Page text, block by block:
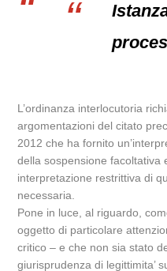
L’ordinanza interlocutoria
argomentazioni del citato
2012 che ha fornito
della sospensione facoltativa
interpretazione restrittiva di
necessaria.
Pone in luce, al riguardo,
oggetto di particolare
critico – e che non sia stato
giurisprudenza di legittimita’